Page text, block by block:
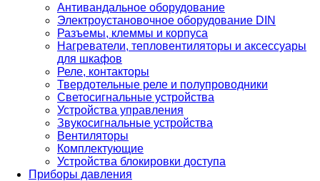
Антивандальное оборудование
Электроустановочное оборудование DIN
Разъемы, клеммы и корпуса
Нагреватели, тепловентиляторы и аксессуары
для шкафов
Реле, контакторы
Твердотельные реле и полупроводники
Светосигнальные устройства
Устройства управления
Звукосигнальные устройства
Вентиляторы
Комплектующие
Устройства блокировки доступа
Приборы давления